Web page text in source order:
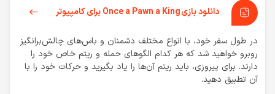
دانلود بازی Once a Pawn a King برای کامپیوتر
در طول سفر خود، با انواع مختلف دشمنان و باس‌های چالش‌برانگیز
روبرو خواهید شد که هر کدام الگوهای حمله و ریتم خاص خود را
دارند. برای پیروزی، باید ریتم آن‌ها را یاد بگیرید و حرکات خود را با
آن تطبیق دهید.